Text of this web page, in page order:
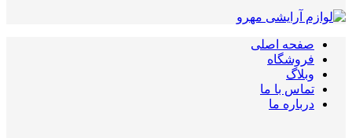
صفحه اصلی
فروشگاه
وبلاگ
تماس با ما
درباره ما